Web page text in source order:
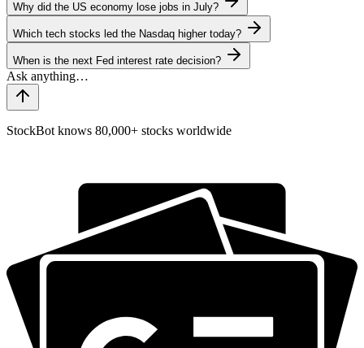
Why did the US economy lose jobs in July?
Which tech stocks led the Nasdaq higher today?
When is the next Fed interest rate decision?
StockBot knows 80,000+ stocks worldwide